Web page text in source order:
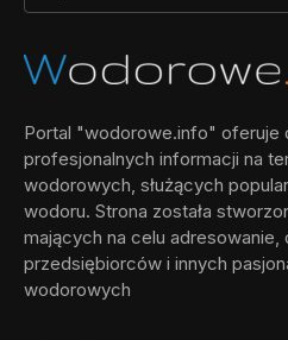
Portal "wodorowe.info" oferuje
profesjonalnych informacji na
wodorowych, służących
wodoru. Strona została
mających na celu adresowanie,
przedsiębiorców i innych
wodorowych